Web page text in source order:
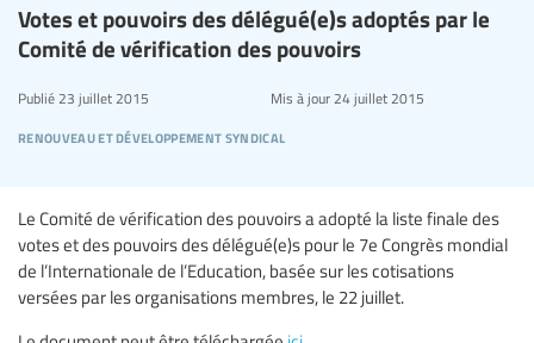
Votes et pouvoirs des délégué(e)s adoptés par le
Comité de vérification des pouvoirs
renouveau et développement syndical
Publié 23 juillet 2015 Mis à jour24 juillet 2015
Le Comité de vérification des pouvoirs a adopté la liste finale des
votes et des pouvoirs des délégué(e)s pour le 7e Congrès mondial
de l’Internationale de l’Education, basée sur les cotisations
versées par les organisations membres, le 22 juillet.